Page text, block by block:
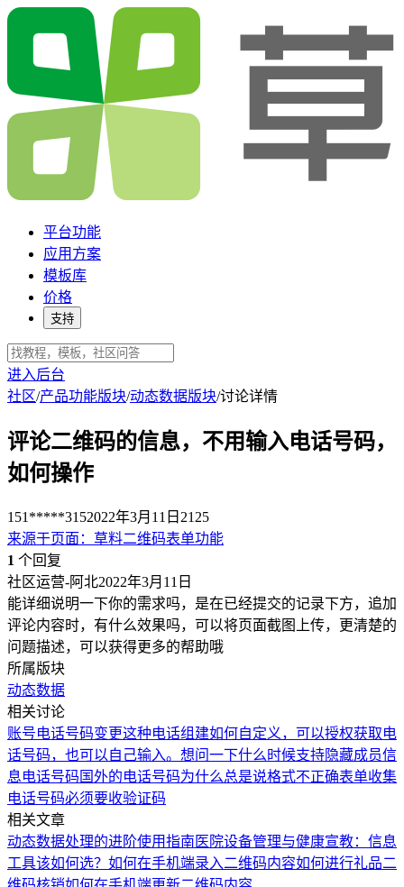
平台功能
应用方案
模板库
价格
支持
进入后台
社区/产品功能版块/动态数据版块/讨论详情
评论二维码的信息，不用输入电话号码，
如何操作
151*****3152022年3月11日 2125
来源于页面 ： 草料二维码表单功能
1 个回复
社区运营-阿北2022年3月11日
能详细说明一下你的需求吗，是在已经提交的记录下方，追加
评论内容时，有什么效果吗，可以将页面截图上传，更清楚的
问题描述，可以获得更多的帮助哦
所属版块
动态数据
相关讨论
账号电话号码变更这种电话组建如何自定义，可以授权获取电
话号码，也可以自己输入。 想问一下什么时候支持隐藏成员信
息电话号码 国外的电话号码为什么总是说格式不正确表单收集
电话号码必须要收验证码
相关文章
动态数据处理的进阶使用指南 医院设备管理与健康宣教：信息
工具该如何选？ 如何在手机端录入二维码内容如何进行礼品二